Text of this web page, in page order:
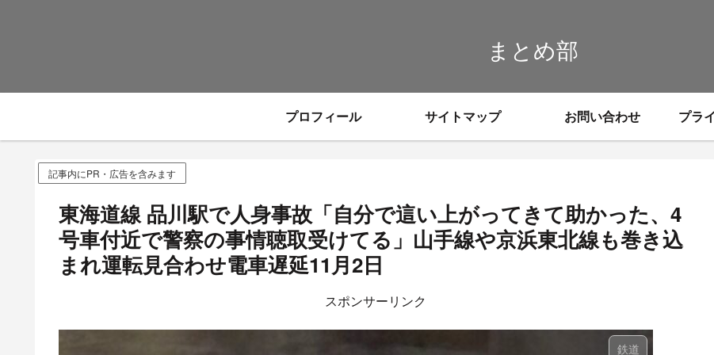
まとめ部
プロフィール サイトマップ お問い合わせ プラ
記事内にPR・広告を含みます
東海道線 品川駅で人身事故「自分で這い上がってきて助かった、4
号車付近で警察の事情聴取受けてる」山手線や京浜東北線も巻き込
まれ運転見合わせ電車遅延11月2日
スポンサーリンク